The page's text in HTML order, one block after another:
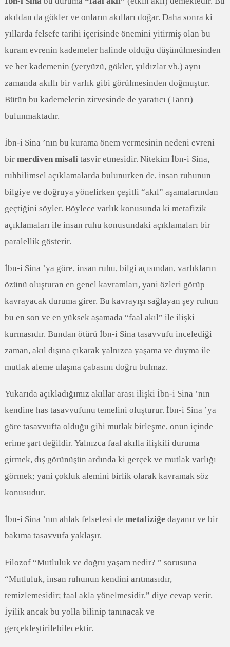
akıldan da gökler ve onların akılları doğar. Daha sonra ki
yıllarda felsefe tarihi içerisinde önemini yitirmiş olan bu
kuram evrenin kademeler halinde olduğu düşünülmesinden
ve her kademenin (yeryüzü, gökler, yıldızlar vb.) aynı
zamanda akıllı bir varlık gibi görülmesinden doğmuştur.
Bütün bu kademelerin zirvesinde de yaratıcı (Tanrı)
bulunmaktadır.
İbn-i Sina ’nın bu kurama önem vermesinin nedeni evreni
bir merdiven misalitasvir etmesidir. Nitekim İbn-i Sina,
ruhbilimsel açıklamalarda bulunurken de, insan ruhunun
bilgiye ve doğruya yönelirken çeşitli “akıl” aşamalarından
geçtiğini söyler. Böylece varlık konusunda ki metafizik
açıklamaları ile insan ruhu konusundaki açıklamaları bir
paralellik gösterir.
İbn-i Sina ’ya göre, insan ruhu, bilgi açısından, varlıkların
özünü oluşturan en genel kavramları, yani özleri görüp
kavrayacak duruma girer. Bu kavrayışı sağlayan şey ruhun
bu en son ve en yüksek aşamada “faal akıl” ile ilişki
kurmasıdır. Bundan ötürü İbn-i Sina tasavvufu incelediği
zaman, akıl dışına çıkarak yalnızca yaşama ve duyma ile
mutlak aleme ulaşma çabasını doğru bulmaz.
Yukarıda açıkladığımız akıllar arası ilişki İbn-i Sina ’nın
kendine has tasavvufunu temelini oluşturur. İbn-i Sina ’ya
göre tasavvufta olduğu gibi mutlak birleşme, onun içinde
erime şart değildir. Yalnızca faal akılla ilişkili duruma
girmek, dış görünüşün ardında ki gerçek ve mutlak varlığı
görmek; yani çokluk alemini birlik olarak kavramak söz
konusudur.
İbn-i Sina ’nın ahlak felsefesi de metafiziğe dayanır ve bir
bakıma tasavvufa yaklaşır.
Filozof “Mutluluk ve doğru yaşam nedir? ” sorusuna
“Mutluluk, insan ruhunun kendini arıtmasıdır,
temizlemesidir; faal akla yönelmesidir.” diye cevap verir.
İyilik ancak bu yolla bilinip tanınacak ve
gerçekleştirilebilecektir.